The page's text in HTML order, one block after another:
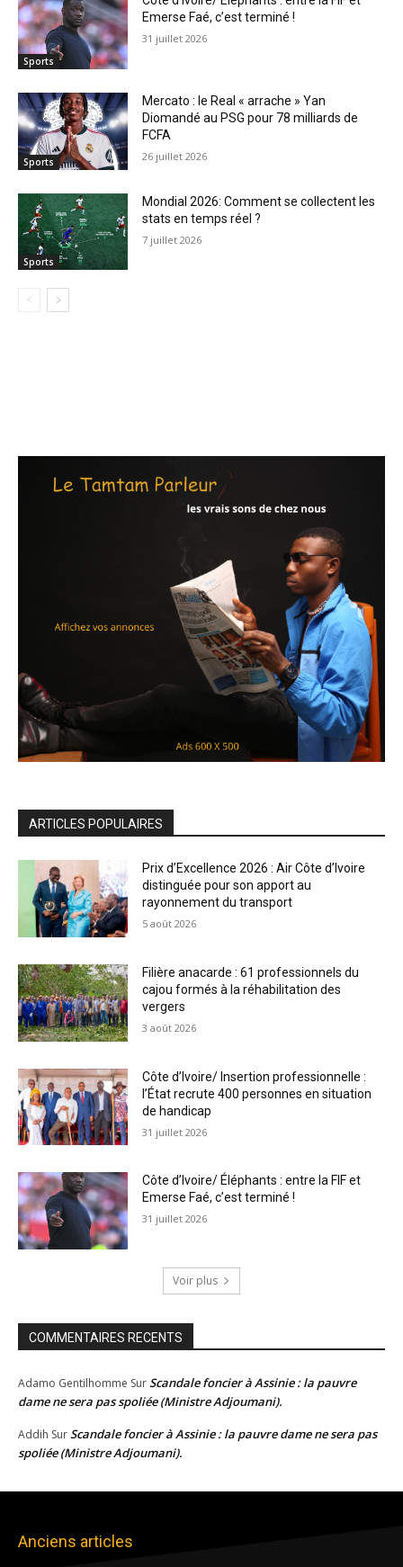
Sports
Emerse Faé, c’est terminé !
31 juillet 2026
Sports
Mercato : le Real « arrache » Yan
Diomandé au PSG pour 78 milliards de
FCFA
26 juillet 2026
Sports
Mondial 2026: Comment se collectent les
stats en temps réel ?
7 juillet 2026
ARTICLES POPULAIRES
Prix d’Excellence 2026 : Air Côte d’Ivoire
distinguée pour son apport au
rayonnement du transport
5 août 2026
Filière anacarde : 61 professionnels du
cajou formés à la réhabilitation des
vergers
3 août 2026
Côte d’Ivoire/ Insertion professionnelle :
l’État recrute 400 personnes en situation
de handicap
31 juillet 2026
Côte d’Ivoire/ Éléphants : entre la FIF et
Emerse Faé, c’est terminé !
31 juillet 2026
Voir plus
COMMENTAIRES RECENTS
Adamo Gentilhomme SurScandale foncier à Assinie : la pauvre
dame ne sera pas spoliée (Ministre Adjoumani).
Addih SurScandale foncier à Assinie : la pauvre dame ne sera pas
spoliée (Ministre Adjoumani).
Anciens articles